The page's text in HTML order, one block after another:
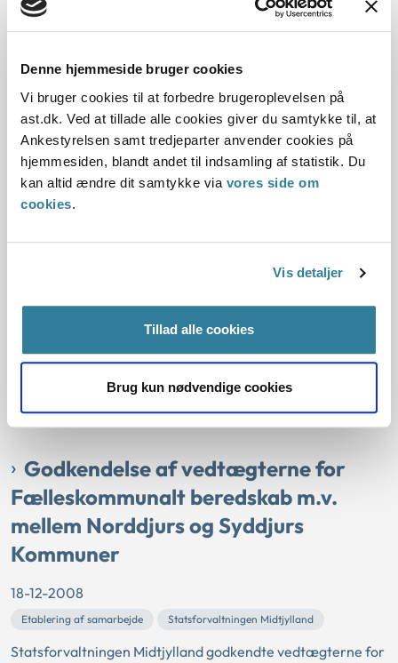
Denne hjemmeside bruger cookies
Vi bruger cookies til at forbedre brugeroplevelsen på
ast.dk. Ved at tillade alle cookies giver du samtykke til, at
Ankestyrelsen samt tredjeparter anvender cookies på
hjemmesiden, blandt andet til indsamling af statistik. Du
kan altid ændre dit samtykke via vores side om
cookies.
Vis detaljer
Tillad alle cookies
Brug kun nødvendige cookies
indgået med ESS, var ulovlig.
Kommunen oplyste, at den ville ophæve aftalen.
daværende Rødekro Kommune havde indgået, også ville
blive ophævet. På den baggrund gjorde statsforvaltningen
ikke yde...
Godkendelse af driftsstøtte
18-12-2008
årligt driftstilskud på 500.000 kr. til Videbæk Idræts- og
Fritidscenter. Kommunen bad tilsynsmyndigheden om at
godkende støtten i henhold til lånebekendtgørelsen.
støtte.
Godkendelse af vedtægterne for
Fælleskommunalt beredskab m.v.
mellem Norddjurs og Syddjurs
Kommuner
18-12-2008
Etablering af samarbejde Statsforvaltningen Midtjylland
Statsforvaltningen Midtjylland godkendte vedtægterne for